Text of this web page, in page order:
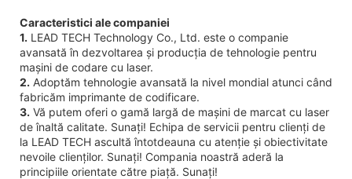
Caracteristici ale companiei
1. LEAD TECH Technology Co., Ltd. este o companie
avansată în dezvoltarea și producția de tehnologie pentru
mașini de codare cu laser.
2. Adoptăm tehnologie avansată la nivel mondial atunci când
fabricăm imprimante de codificare.
3. Vă putem oferi o gamă largă de mașini de marcat cu laser
de înaltă calitate. Sunați! Echipa de servicii pentru clienți de
la LEAD TECH ascultă întotdeauna cu atenție și obiectivitate
nevoile clienților. Sunați! Compania noastră aderă la
principiile orientate către piață. Sunați!